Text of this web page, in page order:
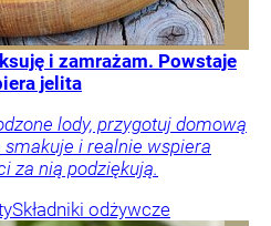
i zamrażam. Powstaje
jelita
lody, przygotuj domową
smakuje i realnie wspiera
za nią podziękują.
Składniki odżywcze